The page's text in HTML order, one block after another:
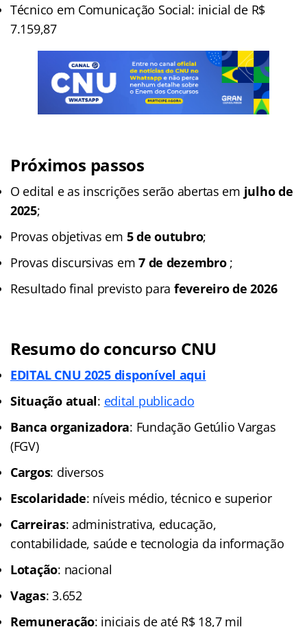
Técnico em Comunicação Social: inicial de R$
7.159,87
Próximos passos
O edital e as inscrições serão abertas em julho de
2025;
Provas objetivas em 5 de outubro;
Provas discursivas em7 de dezembro;
Resultado final previsto para fevereiro de 2026
Resumo do concurso CNU
EDITAL CNU 2025 disponível aqui
Situação atual: edital publicado
Banca organizadora: Fundação Getúlio Vargas
(FGV)
Cargos: diversos
Escolaridade: níveis médio, técnico e superior
Carreiras: administrativa, educação,
contabilidade, saúde e tecnologia da informação
Lotação: nacional
Vagas: 3.652
Remuneração: iniciais de até R$ 18,7 mil